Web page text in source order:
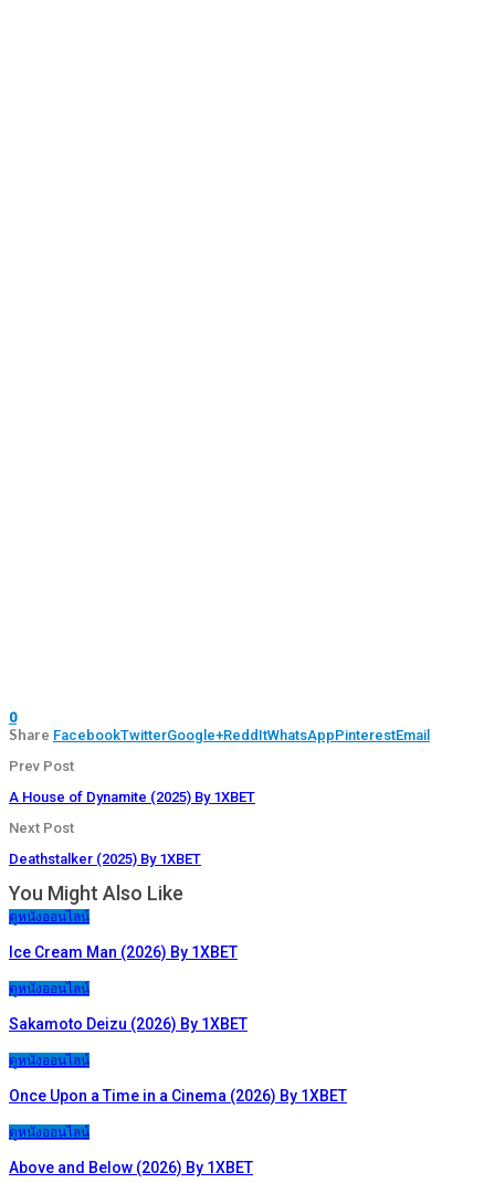
0
Google+ WhatsApp
A House of Dynamite (2025) By 1XBET
Deathstalker (2025) By 1XBET
You Might Also Like
ดูหนังออนไลน์
Ice Cream Man (2026) By 1XBET
ดูหนังออนไลน์
Sakamoto Deizu (2026) By 1XBET
ดูหนังออนไลน์
Once Upon a Time in a Cinema (2026) By 1XBET
ดูหนังออนไลน์